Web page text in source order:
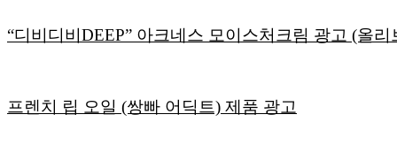
“디비디비DEEP” 아크네스 모이스처크림 광고 (올리
프렌치 립 오일 (쌍빠 어딕트) 제품 광고